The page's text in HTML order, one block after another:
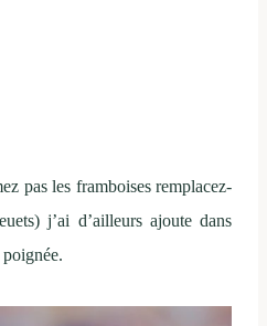
pas les framboises remplacez-
j’ai d’ailleurs ajoute dans